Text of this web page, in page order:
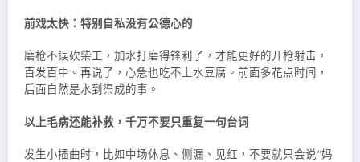
前戏太快：特别自私没有公德心的
磨枪不误砍柴工，加水打磨得锋利了，才能更好的开枪射击，
百发百中。再说了，心急也吃不上水豆腐。前面多花点时间，
后面自然是水到渠成的事。
以上毛病还能补救，千万不要只重复一句台词
发生小插曲时，比如中场休息、侧漏、见红，不要就只会说“妈